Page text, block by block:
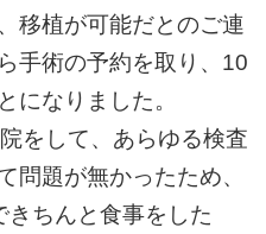
移植が可能だとのご連
手術の予約を取り、10
になりました。
をして、あらゆる検査
問題が無かったため、
ちんと食事をした